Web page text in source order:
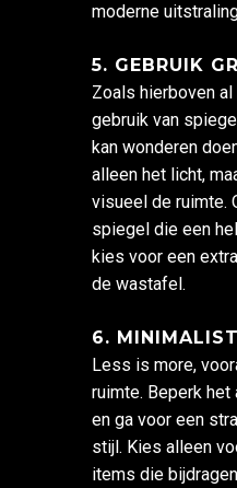
moderne
5. GEBRUIK
Zoals hierboven
gebruik van
kan wonderen
alleen het licht,
visueel de ruimte.
spiegel die een
kies voor een
de wastafel.
6.
Less is more,
ruimte. Beperk
en ga voor een
stijl. Kies alleen
items die